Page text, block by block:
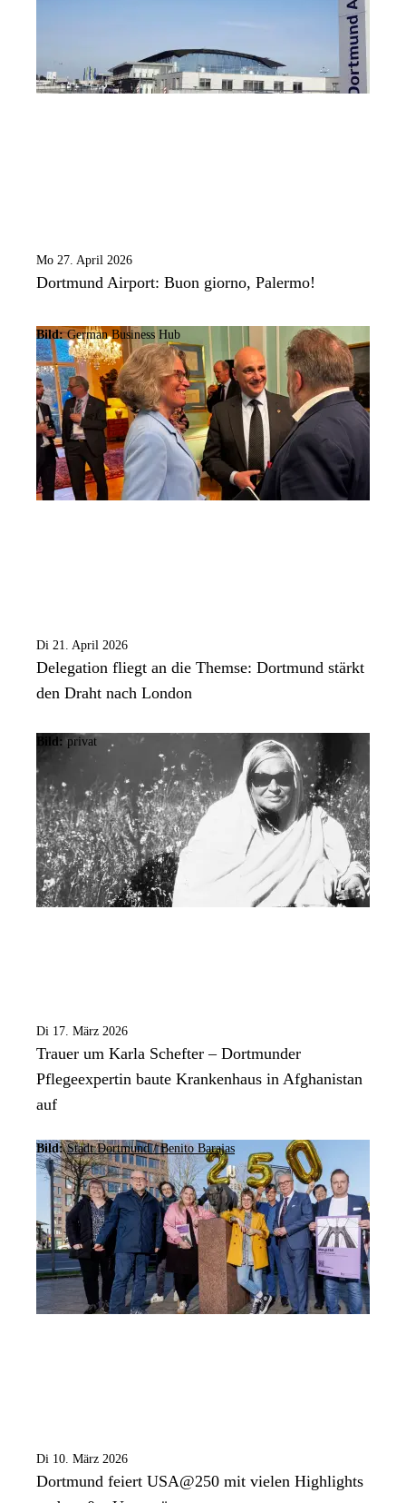
Mo 27. April 2026
Dortmund Airport: Buon giorno, Palermo!
Bild: German Business Hub
Di 21. April 2026
Delegation fliegt an die Themse: Dortmund stärkt
den Draht nach London
Bild: privat
Di 17. März 2026
Trauer um Karla Schefter – Dortmunder
Pflegeexpertin baute Krankenhaus in Afghanistan
auf
Bild: Stadt Dortmund / Benito Barajas
Di 10. März 2026
Dortmund feiert USA@250 mit vielen Highlights